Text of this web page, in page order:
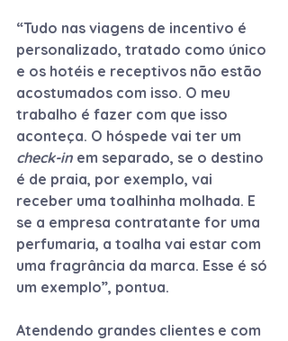
“Tudo nas viagens de incentivo é
personalizado, tratado como único
e os hotéis e receptivos não estão
acostumados com isso. O meu
trabalho é fazer com que isso
aconteça. O hóspede vai ter um
check-in em separado, se o destino
é de praia, por exemplo, vai
receber uma toalhinha molhada. E
se a empresa contratante for uma
perfumaria, a toalha vai estar com
uma fragrância da marca. Esse é só
um exemplo”, pontua.
Atendendo grandes clientes e com